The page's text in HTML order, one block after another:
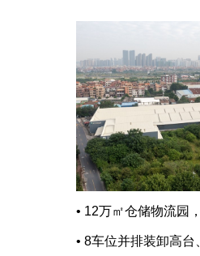
• 12万㎡仓储物流园
• 8车位并排装卸高